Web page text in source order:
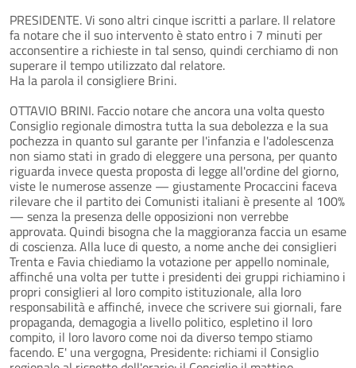
PRESIDENTE. Vi sono altri cinque iscritti a parlare. Il relatore
fa notare che il suo intervento è stato entro i 7 minuti per
acconsentire a richieste in tal senso, quindi cerchiamo di non
superare il tempo utilizzato dal relatore.
Ha la parola il consigliere Brini.
OTTAVIO BRINI. Faccio notare che ancora una volta questo
Consiglio regionale dimostra tutta la sua debolezza e la sua
pochezza in quanto sul garante per l'infanzia e l'adolescenza
non siamo stati in grado di eleggere una persona, per quanto
riguarda invece questa proposta di legge all'ordine del giorno,
viste le numerose assenze — giustamente Procaccini faceva
rilevare che il partito dei Comunisti italiani è presente al 100%
— senza la presenza delle opposizioni non verrebbe
approvata. Quindi bisogna che la maggioranza faccia un esame
di coscienza. Alla luce di questo, a nome anche dei consiglieri
Trenta e Favia chiediamo la votazione per appello nominale,
affinché una volta per tutte i presidenti dei gruppi richiamino i
propri consiglieri al loro compito istituzionale, alla loro
responsabilità e affinché, invece che scrivere sui giornali, fare
propaganda, demagogia a livello politico, espletino il loro
compito, il loro lavoro come noi da diverso tempo stiamo
facendo. E' una vergogna, Presidente: richiami il Consiglio